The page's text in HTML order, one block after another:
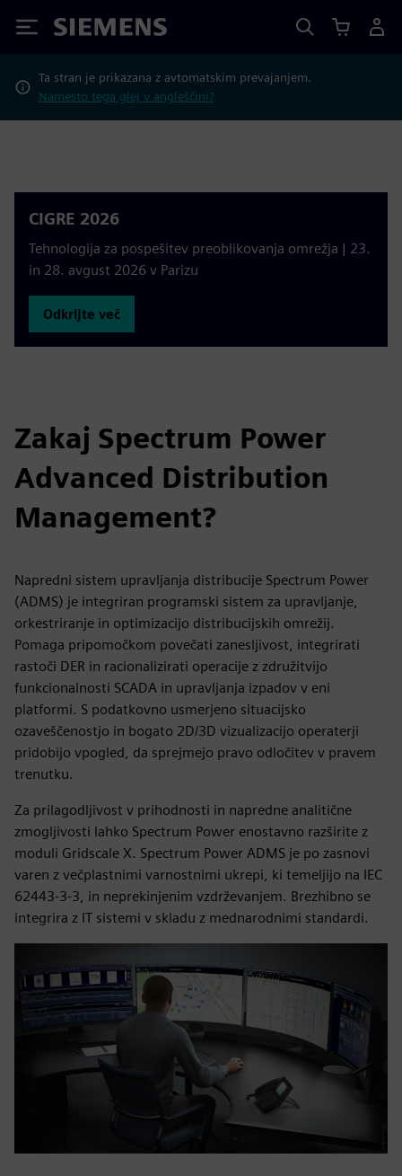
Siemens
Ta stran je prikazana z avtomatskim prevajanjem.
Namesto tega glej v angleščini?
CIGRE 2026
Tehnologija za pospešitev preoblikovanja omrežja | 23.
in 28. avgust 2026 v Parizu
Odkrijte več
Zakaj Spectrum Power
Advanced Distribution
Management?
Napredni sistem upravljanja distribucije Spectrum Power
(ADMS) je integriran programski sistem za upravljanje,
orkestriranje in optimizacijo distribucijskih omrežij.
Pomaga pripomočkom povečati zanesljivost, integrirati
rastoči DER in racionalizirati operacije z združitvijo
funkcionalnosti SCADA in upravljanja izpadov v eni
platformi. S podatkovno usmerjeno situacijsko
ozaveščenostjo in bogato 2D/3D vizualizacijo operaterji
pridobijo vpogled, da sprejmejo pravo odločitev v pravem
trenutku.
Za prilagodljivost v prihodnosti in napredne analitične
zmogljivosti lahko Spectrum Power enostavno razširite z
moduli Gridscale X. Spectrum Power ADMS je po zasnovi
varen z večplastnimi varnostnimi ukrepi, ki temeljijo na IEC
62443-3-3, in neprekinjenim vzdrževanjem. Brezhibno se
integrira z IT sistemi v skladu z mednarodnimi standardi.